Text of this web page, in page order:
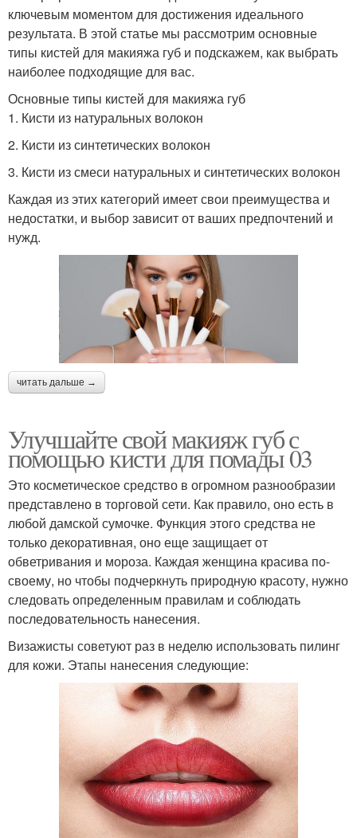
ключевым моментом для достижения идеального
результата. В этой статье мы рассмотрим основные
типы кистей для макияжа губ и подскажем, как выбрать
наиболее подходящие для вас.
Основные типы кистей для макияжа губ
1. Кисти из натуральных волокон
2. Кисти из синтетических волокон
3. Кисти из смеси натуральных и синтетических волокон
Каждая из этих категорий имеет свои преимущества и
недостатки, и выбор зависит от ваших предпочтений и
нужд.
читать дальше →
Улучшайте свой макияж губ с
помощью кисти для помады 03
Это косметическое средство в огромном разнообразии
представлено в торговой сети. Как правило, оно есть в
любой дамской сумочке. Функция этого средства не
только декоративная, оно еще защищает от
обветривания и мороза. Каждая женщина красива по-
своему, но чтобы подчеркнуть природную красоту, нужно
следовать определенным правилам и соблюдать
последовательность нанесения.
Визажисты советуют раз в неделю использовать пилинг
для кожи. Этапы нанесения следующие: